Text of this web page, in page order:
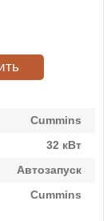
Cummins
32 кВт
Автозапуск
Cummins